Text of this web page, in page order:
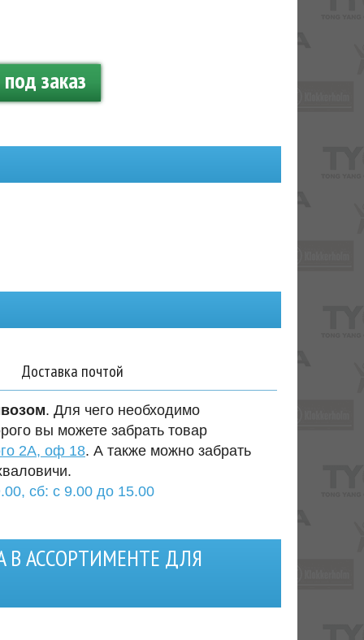
под заказ
Доставка почтой
. Для чего необходимо
вы можете забрать товар
2А, оф 18. А также можно забрать
сб: с 9.00 до 15.00
В АССОРТИМЕНТЕ ДЛЯ